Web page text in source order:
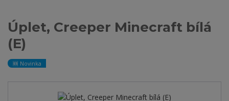
Úplet, Creeper Minecraft bílá
(E)
🆕 Novinka